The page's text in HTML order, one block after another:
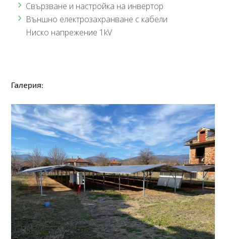
Свързване и настройка на инвертор
Външно електрозахранване с кабели
Ниско напрежение 1kV
Галерия: